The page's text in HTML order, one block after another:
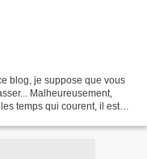
blog, je suppose que vous
Malheureusement,
temps qui courent, il est